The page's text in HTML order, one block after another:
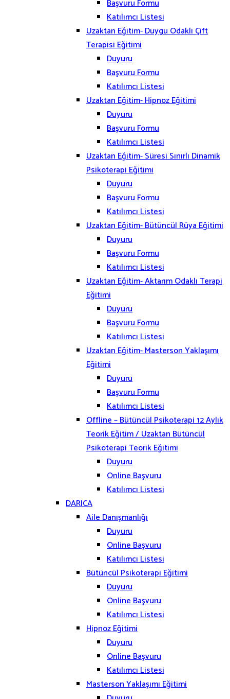
Başvuru Formu
Katılımcı Listesi
Uzaktan Eğitim- Duygu Odaklı Çift
Terapisi Eğitimi
Duyuru
Başvuru Formu
Katılımcı Listesi
Uzaktan Eğitim- Hipnoz Eğitimi
Duyuru
Başvuru Formu
Katılımcı Listesi
Uzaktan Eğitim- Süresi Sınırlı Dinamik
Psikoterapi Eğitimi
Duyuru
Başvuru Formu
Katılımcı Listesi
Uzaktan Eğitim- Bütüncül Rüya Eğitimi
Duyuru
Başvuru Formu
Katılımcı Listesi
Uzaktan Eğitim- Aktarım Odaklı Terapi
Eğitimi
Duyuru
Başvuru Formu
Katılımcı Listesi
Uzaktan Eğitim- Masterson Yaklaşımı
Eğitimi
Duyuru
Başvuru Formu
Katılımcı Listesi
Offline – Bütüncül Psikoterapi 12 Aylık
Teorik Eğitim / Uzaktan Bütüncül
Psikoterapi Teorik Eğitimi
Duyuru
Online Başvuru
Katılımcı Listesi
DARICA
Aile Danışmanlığı
Duyuru
Online Başvuru
Katılımcı Listesi
Bütüncül Psikoterapi Eğitimi
Duyuru
Online Başvuru
Katılımcı Listesi
Hipnoz Eğitimi
Duyuru
Online Başvuru
Katılımcı Listesi
Masterson Yaklaşımı Eğitimi